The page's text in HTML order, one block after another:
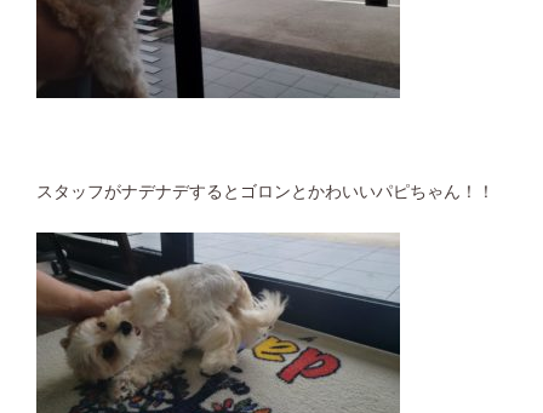
スタッフがナデナデするとゴロンとかわいいパピちゃん！！